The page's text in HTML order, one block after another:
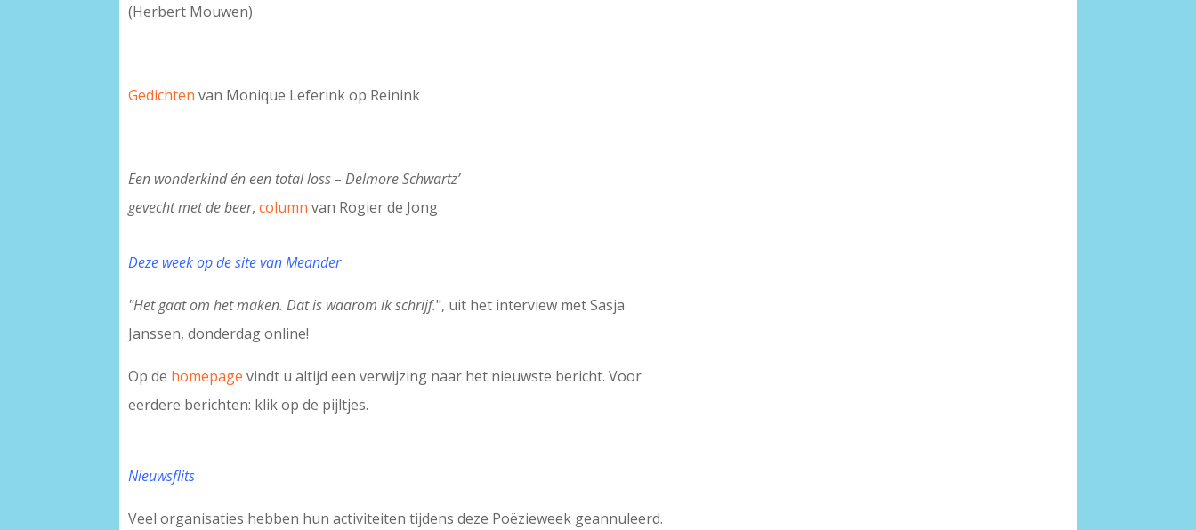
(Herbert Mouwen)
Gedichten van Monique Leferink op Reinink
Een wonderkind én een total loss – Delmore Schwartz’
gevecht met de beer,column van Rogier de Jong
Deze week op de site van Meander
"Het gaat om het maken. Dat is waarom ik schrijf.", uit het interview met Sasja
Janssen, donderdag online!
Op de homepage vindt u altijd een verwijzing naar het nieuwste bericht. Voor
eerdere berichten: klik op de pijltjes.
Nieuwsflits
Veel organisaties hebben hun activiteiten tijdens deze Poëzieweek geannuleerd.